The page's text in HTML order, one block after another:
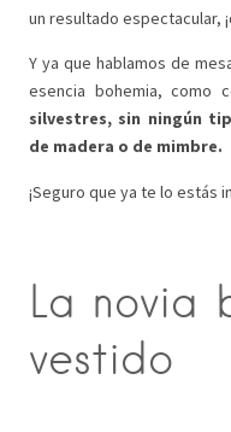
un resultado espectacular,
Y ya que hablamos de
esencia bohemia, como
silvestres, sin ningún
de madera o de mimbre.
¡Seguro que ya te lo estás
La novia
vestido